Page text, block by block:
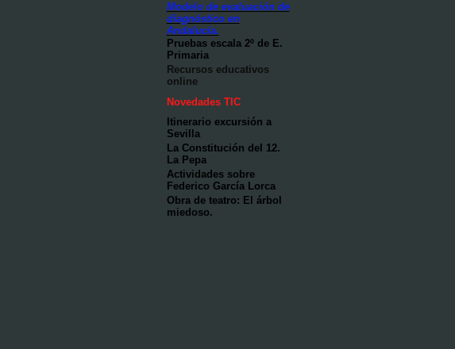
Modelo de evaluación de
diagnóstico en
Andalucía.
Pruebas escala 2º de E.
Primaria
Recursos educativos
online
Novedades TIC
Itinerario excursión a
Sevilla
La Constitución del 12.
La Pepa
Actividades sobre
Federico García Lorca
Obra de teatro: El árbol
miedoso.